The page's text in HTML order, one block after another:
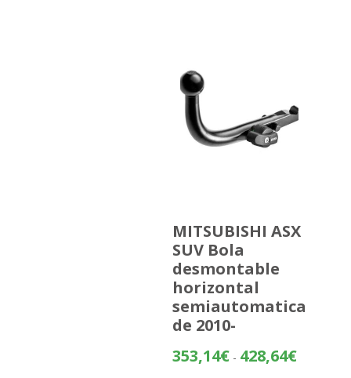
MITSUBISHI ASX
SUV Bola
desmontable
horizontal
semiautomatica
de 2010-
353,14€ - 428,64€Rango